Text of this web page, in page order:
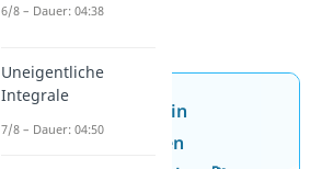
Jetzt neu: Teste dein
Wissen mit unseren
6/8 – Dauer: 04:38
Uneigentliche
Integrale
7/8 – Dauer: 04:50